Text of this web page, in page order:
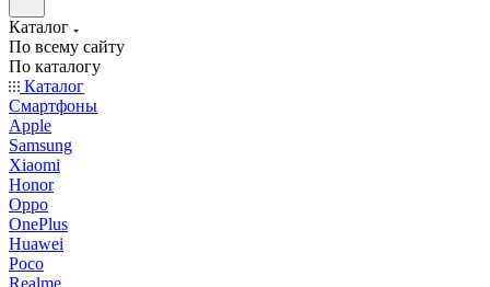
Каталог
По всему сайту
По каталогу
Каталог
Смартфоны
Apple
Samsung
Xiaomi
Honor
Oppo
OnePlus
Huawei
Poco
Realme